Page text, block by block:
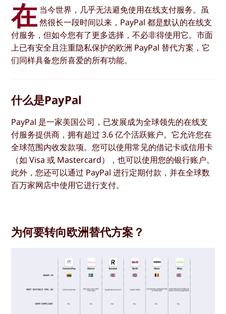
在 当今世界，几乎无法避免使用在线支付服务。虽
然很长一段时间以来，PayPal 都是默认的在线支
付服务，但如今您有了更多选择，不必非得使用它。市面
上已有安全且注重隐私保护的欧洲 PayPal 替代方案，它
们同样具备您所喜爱的所有功能。
什么是PayPal
PayPal 是一家美国公司，已发展成为全球领先的在线支
付服务提供商，拥有超过 3.6 亿个活跃账户。它允许您在
全球范围内收发款项。您可以使用常见的借记卡或信用卡
（如 Visa 或 Mastercard），也可以使用您的银行账户。
此外，您还可以通过 PayPal 进行定期付款，并在全球数
百万家网店中使用它进行支付。
为何要转向欧洲替代方案？